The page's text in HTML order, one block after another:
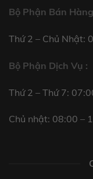
Bộ Phận Bán
Thứ 2 – Chủ Nhật:
Bộ Phận Dịch Vụ :
Thứ 2 – Thứ 7:
Chủ nhật: 08:00 –